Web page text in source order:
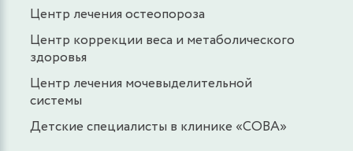
Центр лечения остеопороза
Центр коррекции веса и метаболического
здоровья
Центр лечения мочевыделительной
системы
Детские специалисты в клинике «СОВА»